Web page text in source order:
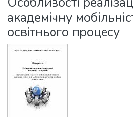
Statistics
академічну
освітнього процесу